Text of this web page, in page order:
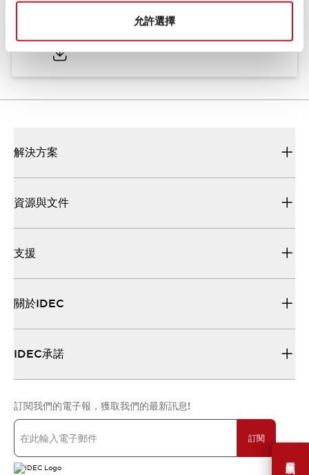
允許選擇
需要幫助嗎？
ø25/30 系列 CS型 凸輪開關
解決方案
資源與文件
支援
關於IDEC
IDEC承諾
訂閱我們的電子報，獲取我們的最新訊息!
訂閱